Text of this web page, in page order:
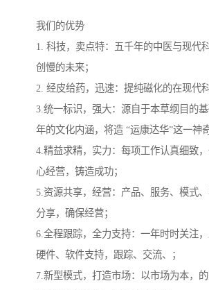
我们的优势
1. 科技，卖点特：五千年的中医与现代
创慢的未来；
2. 经皮给药，迅速：提纯磁化的在现代
3.统一标识，强大：源自于本草纲目的
年的文化内涵，将造 “运康达华”这一神奇
4.精益求精，实力：每项工作认真细致
心经营，铸造成功；
5.资源共享，经营：产品、服务、模式
分享，确保经营；
6.全程跟踪，全力支持：一年时时关注，
硬件、软件支持，跟踪、交流、；
7.新型模式，打造市场：以市场为本，